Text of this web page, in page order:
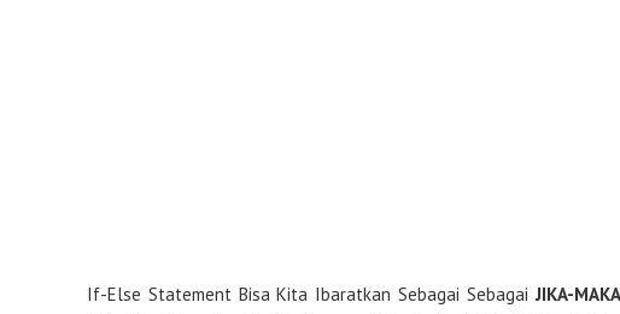
If-Else Statement Bisa Kita Ibaratkan Sebagai SebagaiJIKA-MAKA